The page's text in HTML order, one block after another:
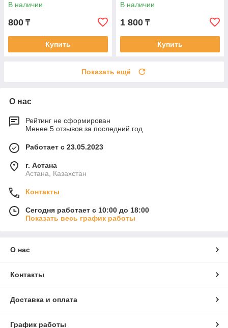
В наличии
800 ₸
Купить
В наличии
1 800 ₸
Купить
Показать ещё
О нас
Рейтинг не сформирован
Менее 5 отзывов за последний год
Работает с 23.05.2023
г. Астана
Астана, Казахстан
Контакты
Сегодня работает с 10:00 до 18:00
Показать весь график работы
О нас
Контакты
Доставка и оплата
График работы